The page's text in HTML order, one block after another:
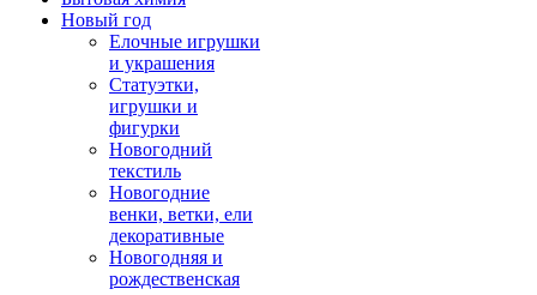
Новый год
Елочные игрушки
и украшения
Статуэтки,
игрушки и
фигурки
Новогодний
текстиль
Новогодние
венки, ветки, ели
декоративные
Новогодняя и
рождественская